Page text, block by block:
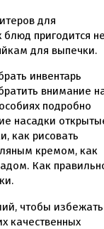
для
блюд пригодится
для выпечки.
инвентарь
внимание
подробно
насадки
как рисовать
кремом, как
Как
чтобы избежать
качественных